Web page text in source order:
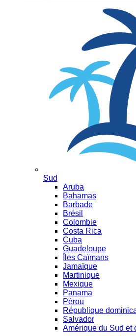
Sud
Aruba
Bahamas
Barbade
Brésil
Colombie
Costa Rica
Cuba
Guadeloupe
Îles Caïmans
Jamaïque
Martinique
Mexique
Panama
Pérou
République
Salvador
Amérique du Sud et